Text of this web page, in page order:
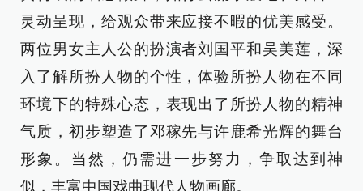
灵动呈现，给观众带来应接不暇的优美感受。
两位男女主人公的扮演者刘国平和吴美莲，深
入了解所扮人物的个性，体验所扮人物在不同
环境下的特殊心态，表现出了所扮人物的精神
气质，初步塑造了邓稼先与许鹿希光辉的舞台
形象。当然，仍需进一步努力，争取达到神
似，丰富中国戏曲现代人物画廊。